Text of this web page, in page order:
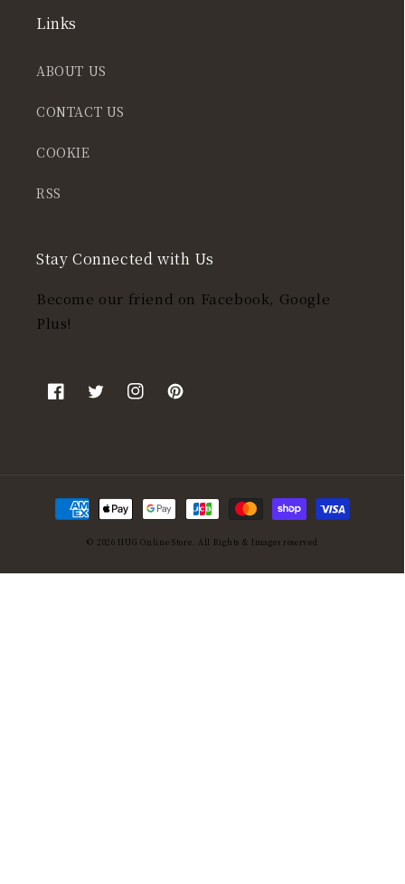
Links
ABOUT US
CONTACT US
COOKIE
RSS
Stay Connected with Us
Become our friend on Facebook, Google
Plus!
FacebookTwitterInstagramPinterest
決
済
法
© 2026 HUG Online Store . All Rights & Images reserved